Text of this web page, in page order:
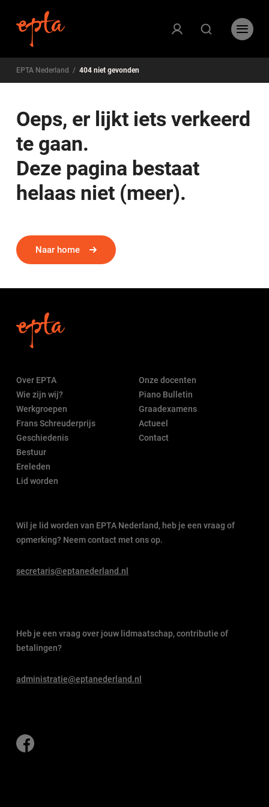
EPTA Nederland / 404 niet gevonden
Oeps, er lijkt iets verkeerd
te gaan.
Deze pagina bestaat
helaas niet (meer).
Naar home
Over EPTA
Wie zijn wij?
Werkgroepen
Frans Schreuderprijs
Geschiedenis
Bestuur
Ereleden
Lid worden
Onze docenten
Piano Bulletin
Graadexamens
Actueel
Contact
Wil je lid worden van EPTA Nederland, heb je een vraag of
opmerking? Neem contact met ons op.
secretaris@eptanederland.nl
Heb je een vraag over jouw lidmaatschap, contributie of
betalingen?
administratie@eptanederland.nl